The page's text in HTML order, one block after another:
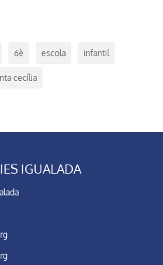
6è escola infantil
cecília
IGUALADA